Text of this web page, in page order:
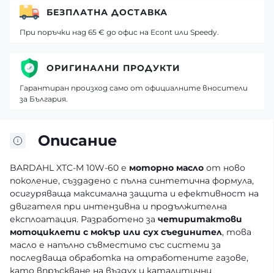
Описание
BARDAHL XTC-M 10W-60 е моторно масло от ново
поколение, създадено с пълна синтетична формула,
осигуряваща максимална защита и ефективност на
двигателя при интензивна и продължителна
експлоатация. Разработено за четиритактови
мотоциклети с мокър или сух съединител, това
масло е напълно съвместимо със системи за
последваща обработка на отработените газове,
като впръскване на въздух и каталитични
БЕЗПЛАТНА ДОСТАВКА
При поръчки над 65 € до офис на Econt или Speedy.
ОРИГИНАЛНИ ПРОДУКТИ
Гарантиран произход само от официалните вносители
за България.